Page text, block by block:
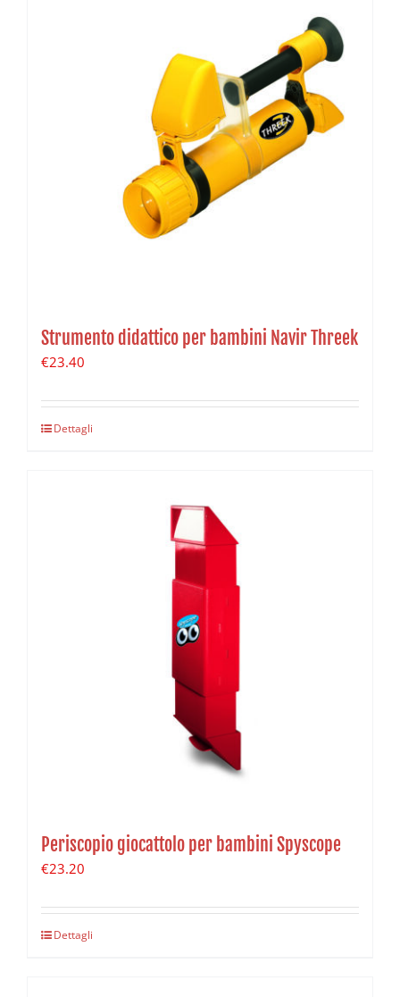
Strumento didattico per bambini Navir Threek
€23.40
Dettagli
Periscopio giocattolo per bambini Spyscope
€23.20
Dettagli